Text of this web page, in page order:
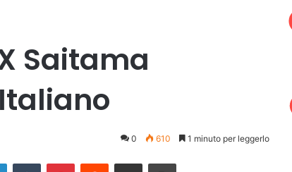
Saitama
0 610 1 minuto per leggerlo
LinkedInTumblr PinterestReddit Condividi via mail Stampa